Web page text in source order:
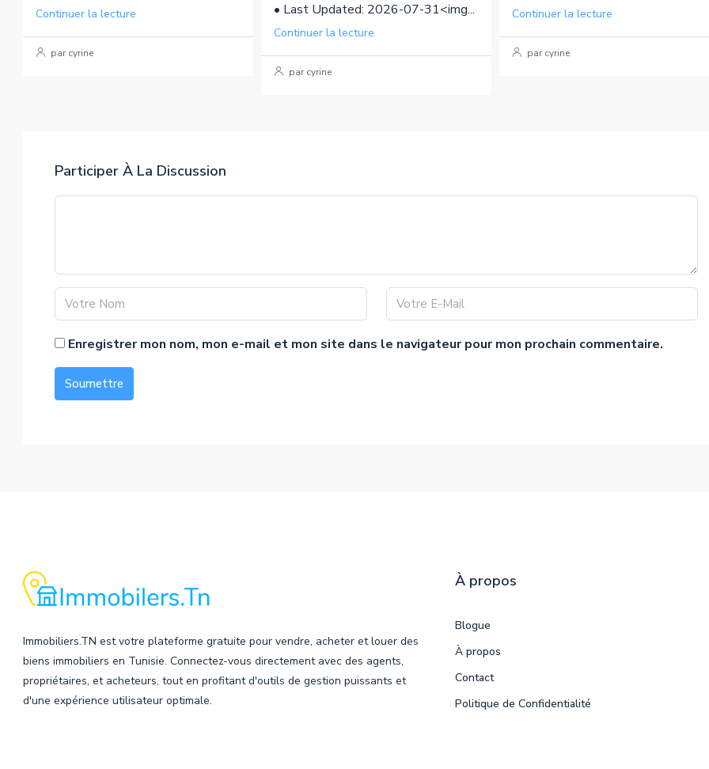
Continuer la lecture
par cyrine
• Last Updated: 2026-07-31<img...
Continuer la lecture
par cyrine
Continuer la lecture
par cyrine
Participer À La Discussion
Enregistrer mon nom, mon e-mail et mon site dans le navigateur pour mon prochain commentaire.
Soumettre
Immobiliers.TN est votre plateforme gratuite pour vendre, acheter et louer des
biens immobiliers en Tunisie. Connectez-vous directement avec des agents,
propriétaires, et acheteurs, tout en profitant d'outils de gestion puissants et
d'une expérience utilisateur optimale.
À propos
Blogue
À propos
Contact
Politique de Confidentialité